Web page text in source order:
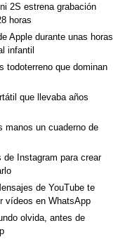
2S estrena grabación
horas
Apple durante unas horas
infantil
todoterreno que dominan
que llevaba años
manos un cuaderno de
de Instagram para crear
de YouTube te
vídeos en WhatsApp
olvida, antes de